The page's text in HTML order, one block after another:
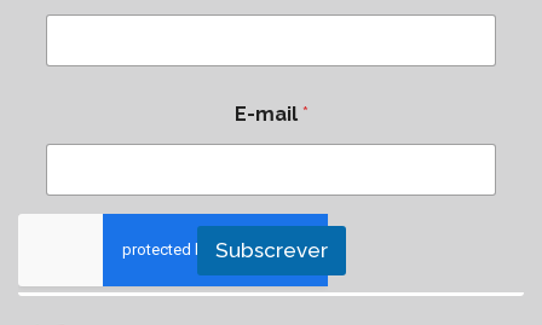
E-mail *
Subscrever